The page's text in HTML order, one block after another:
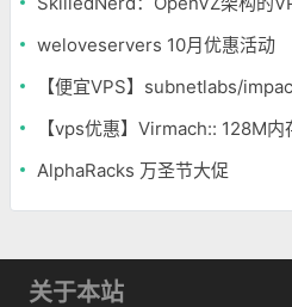
weloveservers 10月优惠活动
AlphaRacks 万圣节大促
关于本站